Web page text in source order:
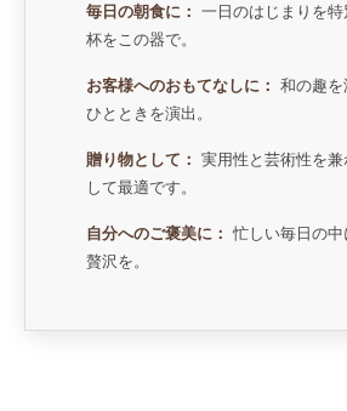
毎日の朝食に： 一日のはじまりを
杯をこの器で。
お客様へのおもてなしに： 和の趣を
ひとときを演出。
贈り物として： 実用性と芸術性を兼
して最適です。
自分へのご褒美に： 忙しい毎日の
贅沢を。